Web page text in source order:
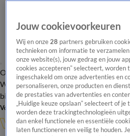
Overzicht Onze programma's Uitzendingen
WandelgangenInterviewsUitzending
bijwonenPodcastShopVeelgestelde
Volg Vandaag Inside
Jouw cookievoorkeuren
Wij en onze28 partners gebruiken
technieken om informatie te
onze website(s), jouw gedrag en jouw
cookies accepteren” selecteert, worden
ingeschakeld om onze advertenties en
personaliseren, onze producten en
de prestaties van advertenties en
„Huidige keuze opslaan” selecteert of
worden deze trackingtechnologieën
dan enkel functionele en essentiële
laten functioneren en veilig te houden.